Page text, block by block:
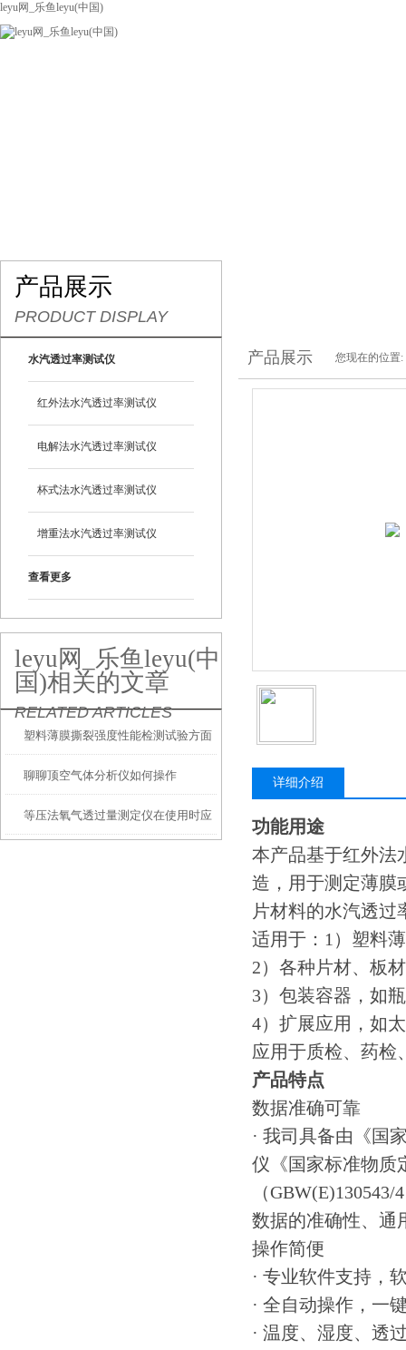
leyu网_乐鱼leyu(中国)
产品展示
PRODUCT DISPLAY
水汽透过率测试仪
红外法水汽透过率测试仪
电解法水汽透过率测试仪
杯式法水汽透过率测试仪
增重法水汽透过率测试仪
查看更多
leyu网_乐鱼leyu(中
国)相关的文章
RELATED ARTICLES
塑料薄膜撕裂强度性能检测试验方面
简介
聊聊顶空气体分析仪如何操作
等压法氧气透过量测定仪在使用时应
产品展示 您现在的位置:
详细介绍
功能用途
本产品基于红外法
造，用于测定薄膜
片材料的水汽透过
适用于：1）塑料
2）各种片材、板
3）包装容器，如
4）扩展应用，如
应用于质检、药检
产品特点
数据准确可靠
· 我司具备由《国
仪《国家标准物质
（
数据的准确性、通
操作简便
· 专业软件支持，
· 全自动操作，一
· 温度、湿度、透